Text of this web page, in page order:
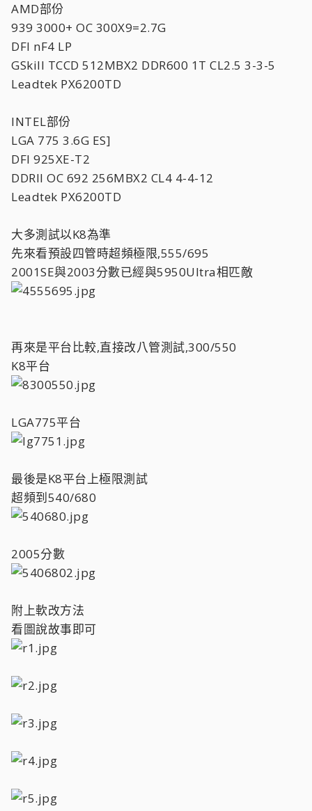
AMD部份
939 3000+ OC 300X9=2.7G
DFI nF4 LP
GSkill TCCD 512MBX2 DDR600 1T CL2.5 3-3-5
Leadtek PX6200TD
INTEL部份
LGA 775 3.6G ES]
DFI 925XE-T2
DDRII OC 692 256MBX2 CL4 4-4-12
Leadtek PX6200TD
大多測試以K8為準
先來看預設四管時超頻極限,555/695
2001SE與2003分數已經與5950Ultra相匹敵
再來是平台比較,直接改八管測試,300/550
K8平台
LGA775平台
最後是K8平台上極限測試
超頻到540/680
2005分數
附上軟改方法
看圖說故事即可